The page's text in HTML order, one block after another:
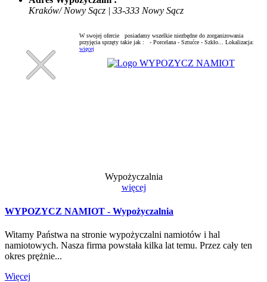
Kraków/ Nowy Sącz | 33-333 Nowy Sącz
W swojej ofercie posiadamy wszelkie niezbędne do zorganizowania
przyjęcia sprzęty takie jak : - Porcelana - Sztućce - Szkło... Lokalizacja:
więcej
Wypożyczalnia
więcej
WYPOZYCZ NAMIOT - Wypożyczalnia
Witamy Państwa na stronie wypożyczalni namiotów i hal
namiotowych. Nasza firma powstała kilka lat temu. Przez cały ten
okres prężnie...
Więcej